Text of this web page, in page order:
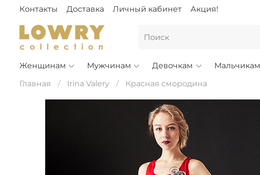
Контакты Доставка Личный кабинет Акция!
Женщинам Мужчинам Девочкам Мальчикам
Главная
Irina Valery Красная смородина